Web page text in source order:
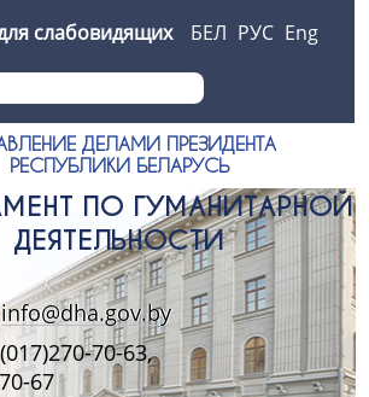
слабовидящих БЕЛ РУС Eng
ДЕЛАМИ ПРЕЗИДЕНТА
РЕСПУБЛИКИ БЕЛАРУСЬ
ПО ГУМАНИТАРНОЙ
ДЕЯТЕЛЬНОСТИ
info@dha.gov.by
70-63,
67